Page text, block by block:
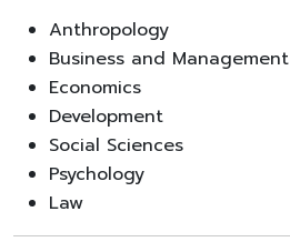
Anthropology
Business and Management
Economics
Development
Social Sciences
Psychology
Law